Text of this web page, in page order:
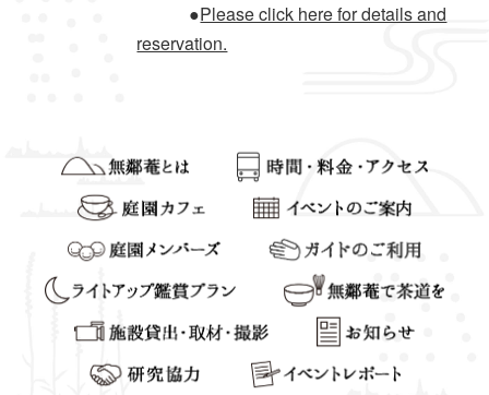
●Please click here for details and
reservation.